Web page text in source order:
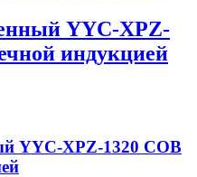
YYC-XPZ-
индукцией
YYC-XPZ-1320 COB